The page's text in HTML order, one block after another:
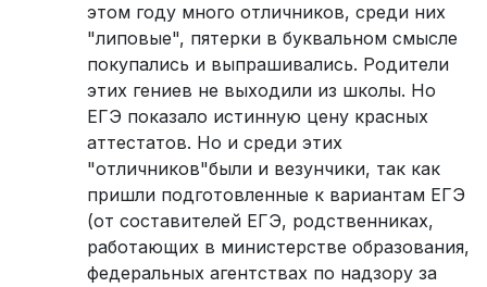
этом году много отличников, среди них
"липовые", пятерки в буквальном смысле
покупались и выпрашивались. Родители
этих гениев не выходили из школы. Но
ЕГЭ показало истинную цену красных
аттестатов. Но и среди этих
"отличников"были и везунчики, так как
пришли подготовленные к вариантам ЕГЭ
(от составителей ЕГЭ, родственниках,
работающих в министерстве образования,
федеральных агентствах по надзору за